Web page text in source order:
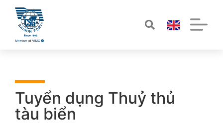
Tuyển dụng Thuỷ thủ
tàu biển